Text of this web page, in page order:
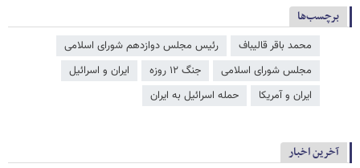
برچسب‌ها
محمد باقر قالیباف
رئیس مجلس دوازدهم شورای اسلامی
مجلس شورای اسلامی
جنگ ۱۲ روزه
ایران و اسرائیل
ایران و آمریکا
حمله اسرائیل به ایران
آخرین اخبار